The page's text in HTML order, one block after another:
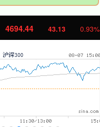
4694.44 43.13 0.93%